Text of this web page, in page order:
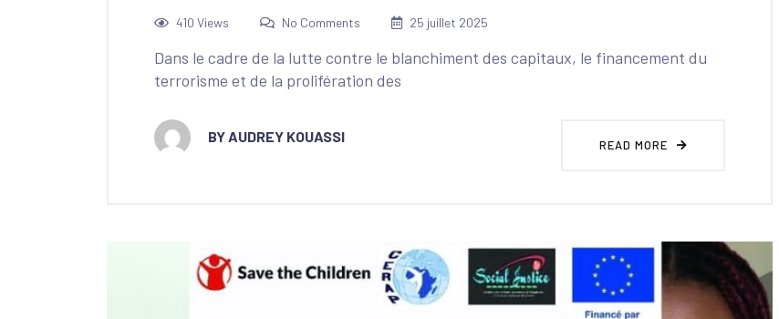
410 Views No Comments 25 juillet 2025
Dans le cadre de la lutte contre le blanchiment des capitaux, le financement du
terrorisme et de la prolifération des
BY AUDREY KOUASSI
READ MORE